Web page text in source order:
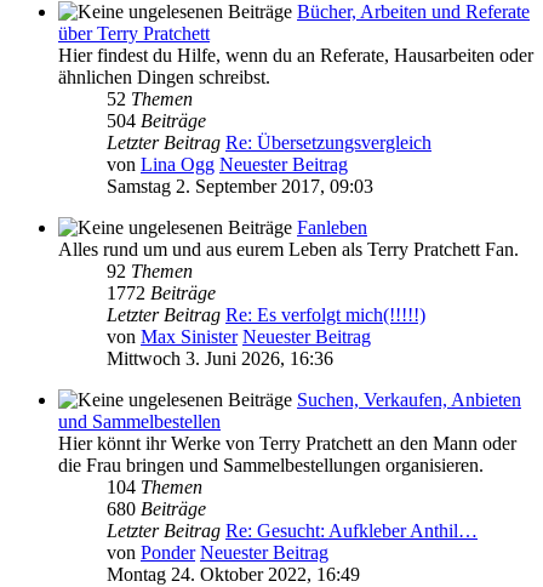
Bücher, Arbeiten und Referate
über Terry Pratchett
Hier findest du Hilfe, wenn du an Referate, Hausarbeiten oder
ähnlichen Dingen schreibst.
52 Themen
504 Beiträge
Letzter Beitrag Re: Übersetzungsvergleich
von Lina Ogg Neuester Beitrag
Samstag 2. September 2017, 09:03
Fanleben
Alles rund um und aus eurem Leben als Terry Pratchett Fan.
92 Themen
1772 Beiträge
Letzter Beitrag Re: Es verfolgt mich(!!!!!)
von Max Sinister Neuester Beitrag
Mittwoch 3. Juni 2026, 16:36
Suchen, Verkaufen, Anbieten
und Sammelbestellen
Hier könnt ihr Werke von Terry Pratchett an den Mann oder
die Frau bringen und Sammelbestellungen organisieren.
104 Themen
680 Beiträge
Letzter Beitrag Re: Gesucht: Aufkleber Anthil…
von Ponder Neuester Beitrag
Montag 24. Oktober 2022, 16:49